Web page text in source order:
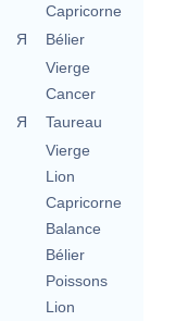
Capricorne
Я
Bélier
Vierge
Cancer
Я
Taureau
Vierge
Lion
Capricorne
Balance
Bélier
Poissons
Lion